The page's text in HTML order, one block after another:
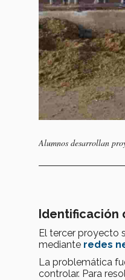
Alumnos desarrollan
Identificación
El tercer proyecto
mediante redes
La problemática
controlar. Para